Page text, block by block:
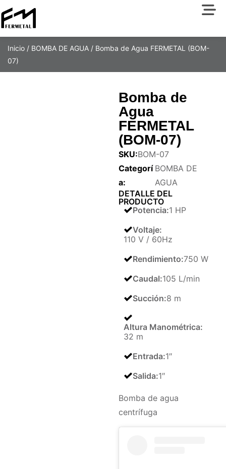
Inicio / BOMBA DE AGUA / Bomba de Agua FERMETAL (BOM-
07)
Bomba de
Agua
FERMETAL
(BOM-07)
SKU:BOM-07
Categorí
a:
BOMBA DE
AGUA
DETALLE DEL
PRODUCTO
Potencia:1 HP
Voltaje:
110 V / 60Hz
Rendimiento:750 W
Caudal:105 L/min
Succión:8 m
Altura Manométrica:
32 m
Entrada:1″
Salida:1″
Bomba de agua
centrífuga